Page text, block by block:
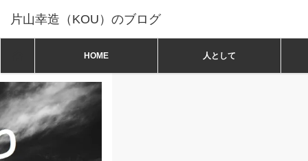
HOME 人として
片山幸造（KOU）のブログ
坂村真民一日一言 3月18日「一度ぎり」坂村真民 一日一言